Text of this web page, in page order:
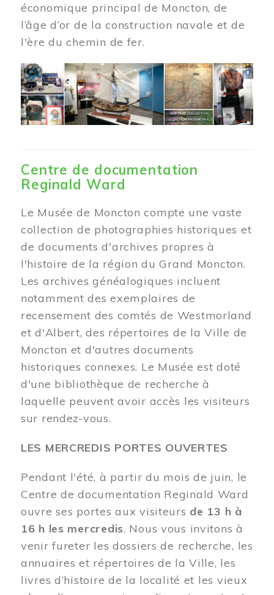
économique principal de Moncton, de
l’âge d’or de la construction navale et de
l'ère du chemin de fer.
Centre de documentation
Reginald Ward
Le Musée de Moncton compte une vaste
collection de photographies historiques et
de documents d'archives propres à
l'histoire de la région du Grand Moncton.
Les archives généalogiques incluent
notamment des exemplaires de
recensement des comtés de Westmorland
et d'Albert, des répertoires de la Ville de
Moncton et d'autres documents
historiques connexes. Le Musée est doté
d'une bibliothèque de recherche à
laquelle peuvent avoir accès les visiteurs
sur rendez-vous.
LES MERCREDIS PORTES OUVERTES
Pendant l'été, à partir du mois de juin, le
Centre de documentation Reginald Ward
ouvre ses portes aux visiteurs de 13 h à
16 h les mercredis. Nous vous invitons à
venir fureter les dossiers de recherche, les
annuaires et répertoires de la Ville, les
livres d’histoire de la localité et les vieux